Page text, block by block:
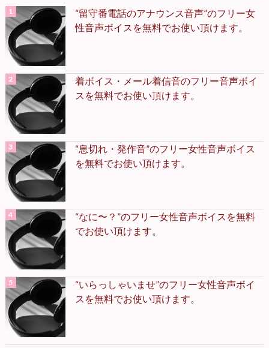
“留守番電話のアナウンス音声”のフリー女
性音声ボイスを無料でお使い頂けます。
着ボイス・メール着信音のフリー音声ボイ
スを無料でお使い頂けます。
“息切れ・発作音”のフリー女性音声ボイス
を無料でお使い頂けます。
“なに〜？”のフリー女性音声ボイスを無料
でお使い頂けます。
“いらっしゃいませ”のフリー女性音声ボイ
スを無料でお使い頂けます。